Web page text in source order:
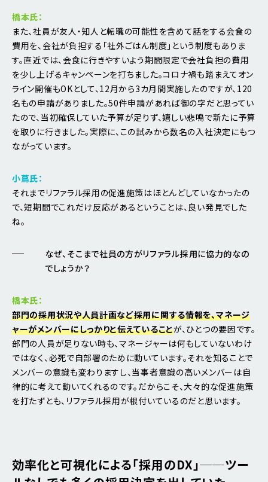
橋本氏：
また、社員が友人・知人と転職の可能性を含めて話をする会食の
費用を、会社が負担する「社外ごはん制度」という制度もありま
す。直近では、会食に行きやすいよう期間限定で会社負担の費用
を少し上げるキャンペーンを打ちました。コロナ禍も踏まえてオン
ライン開催もOKとして、12月から3カ月間実施したのですが、120
名もの申請がありました。50件申請があれば御の字だと思ってい
たので、当初確保していた予算が足りず、嬉しい悲鳴で新たに予算
を取りに行きました。実際に、この試みから数名の入社決定にもつ
ながっています。
小蔦氏：
それまでリファラル採用の促進施策はほとんどしていなかったの
で、短期間でこれだけ反応があるということは、良い発見でした
ね。
なぜ、そこまで社員の方がリファラル採用に協力的なの
でしょうか？
橋本氏：
部門の採用状況や人員計画など採用に関する情報を、マネージ
ャーがメンバーにしっかりと伝えていることが、ひとつの要因です。
部門の人員が足りない時も、マネージャーは何もしていないわけ
ではなく、必死で自部署のために動いています。それを知ることで
メンバーの意識も変わりますし、当事者意識の高いメンバーは自
律的に考えて動いてくれるのです。だからこそ、大々的な促進施策
を打たずとも、リファラル採用が根付いているのだと思います。
効率化と可視化による「採用のDX」──ツー